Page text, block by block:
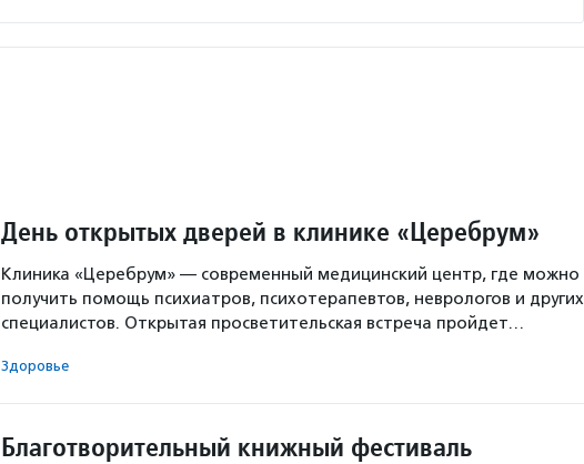
День открытых дверей в клинике «Церебрум»
Клиника «Церебрум» — современный медицинский центр, где можно
получить помощь психиатров, психотерапевтов, неврологов и других
специалистов. Открытая просветительская встреча пройдет…
Здоровье
Благотворительный книжный фестиваль